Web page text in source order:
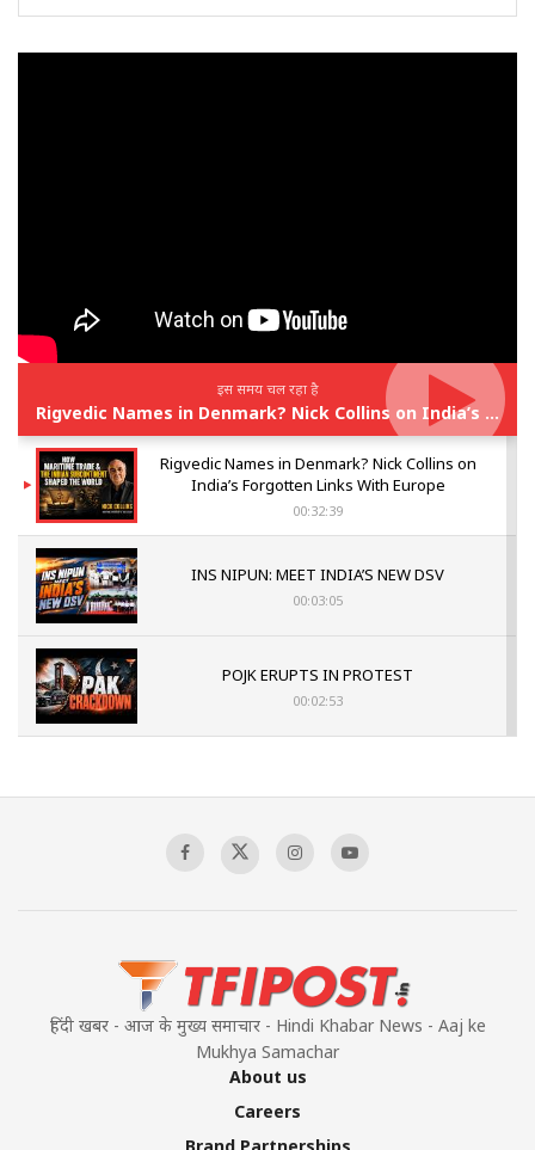
इस समय चल रहा है
Rigvedic Names in Denmark? Nick Collins on India’s Forgotten Links With Europe
Rigvedic Names in Denmark? Nick Collins on
India’s Forgotten Links With Europe
00:32:39
INS NIPUN: MEET INDIA’S NEW DSV
00:03:05
POJK ERUPTS IN PROTEST
00:02:53
Sagar
हिंदी खबर - आज के मुख्य समाचार - Hindi Khabar News - Aaj ke
Mukhya Samachar
About us
Careers